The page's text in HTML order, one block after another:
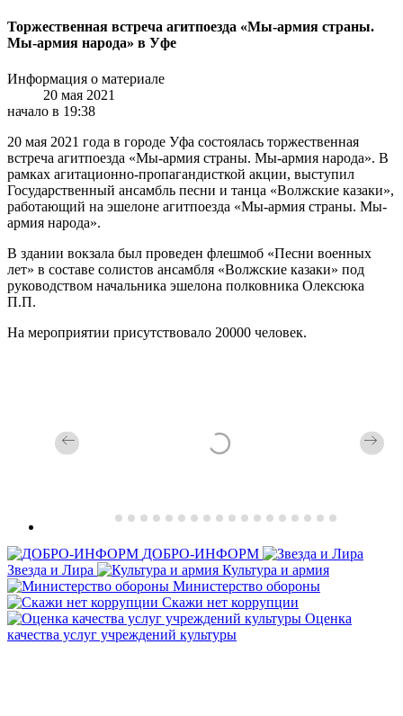
Торжественная встреча агитпоезда «Мы-армия страны.
Мы-армия народа» в Уфе
Информация о материале
20 мая 2021
начало в 19:38
20 мая 2021 года в городе Уфа состоялась торжественная
встреча агитпоезда «Мы-армия страны. Мы-армия народа». В
рамках агитационно-пропагандисткой акции, выступил
Государственный ансамбль песни и танца «Волжские казаки»,
работающий на эшелоне агитпоезда «Мы-армия страны. Мы-
армия народа».
В здании вокзала был проведен флешмоб «Песни военных
лет» в составе солистов ансамбля «Волжские казаки» под
руководством начальника эшелона полковника Олексюка
П.П.
На мероприятии присутствовало 20000 человек.
ДОБРО-ИНФОРМ
Звезда и Лира
Культура и армия
Министерство обороны
Скажи нет коррупции
Оценка
качества услуг учреждений культуры